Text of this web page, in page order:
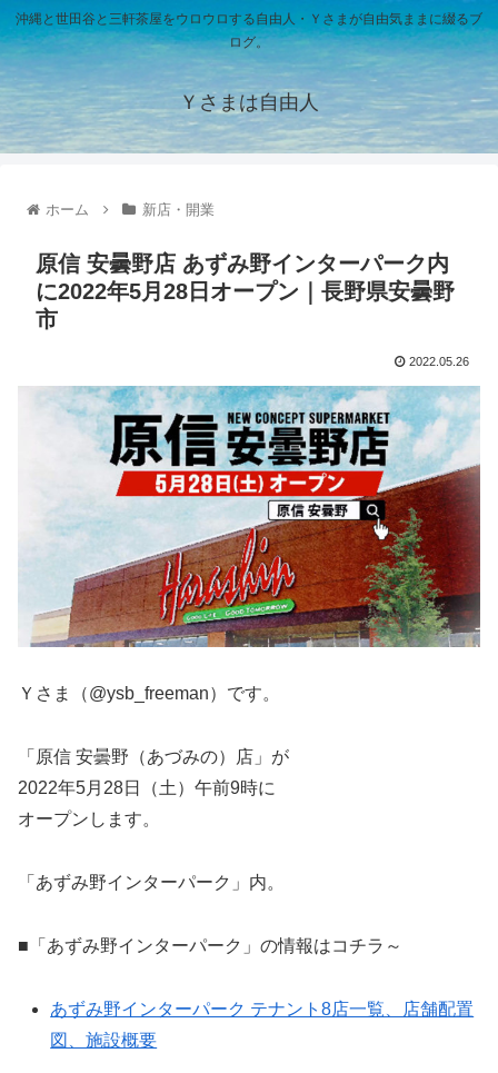
沖縄と世田谷と三軒茶屋をウロウロする自由人・Ｙさまが自由気ままに綴るブ
ログ。
Ｙさまは自由人
ホーム 新店・開業
原信 安曇野店 あずみ野インターパーク内
に2022年5月28日オープン｜長野県安曇野
市
2022.05.26
Ｙさま（@ysb_freeman）です。
「原信 安曇野（あづみの）店」が
2022年5月28日（土）午前9時に
オープンします。
「あずみ野インターパーク」内。
■「あずみ野インターパーク」の情報はコチラ～
あずみ野インターパーク テナント8店一覧、店舗配置
図、施設概要